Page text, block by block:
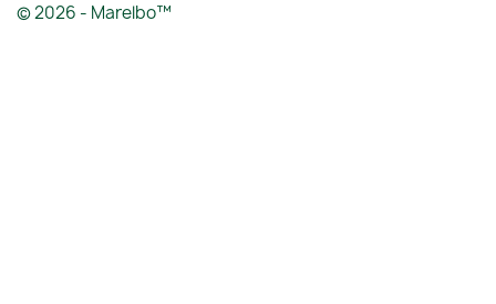
© 2026 - Marelbo™